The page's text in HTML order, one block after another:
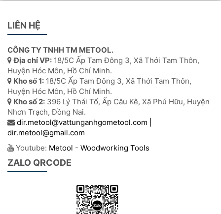
LIÊN HỆ
CÔNG TY TNHH TM METOOL.
Địa chỉ VP: 18/5C Ấp Tam Đông 3, Xã Thới Tam Thôn,
Huyện Hóc Môn, Hồ Chí Minh.
Kho số 1: 18/5C Ấp Tam Đông 3, Xã Thới Tam Thôn,
Huyện Hóc Môn, Hồ Chí Minh.
Kho số 2: 396 Lý Thái Tổ, Ấp Câu Kê, Xã Phú Hữu, Huyện
Nhơn Trạch, Đồng Nai.
dir.metool@vattunganhgometool.com |
dir.metool@gmail.com
Youtube: Metool - Woodworking Tools
ZALO QRCODE